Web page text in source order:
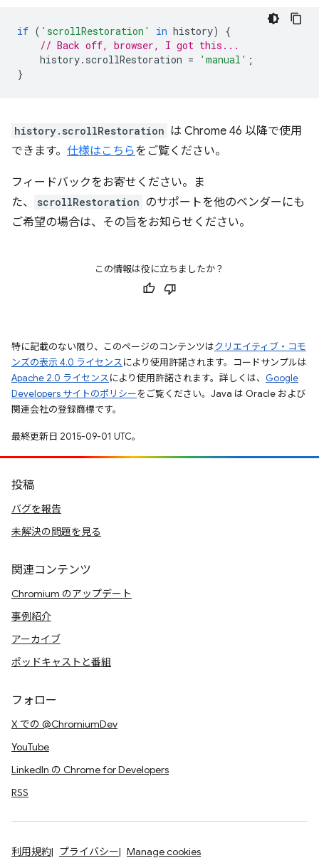
if ( 'scrollRestoration' in history)
{
// Back off, browser, I got this...
history. scrollRestoration = 'manual' ;
}
history.scrollRestoration は Chrome 46 以降で使用
できます。 仕様はこちらをご覧ください。
フィードバックをお寄せください。ま
た、
scrollRestoration のサポートを他のベンダーにも
ご希望の場合は、その旨をお知らせください。
この情報は役に立ちましたか？
特に記載のない限り、このページのコンテンツはクリエイティブ・コモ
ンズの表示 4.0 ライセンスにより使用許諾されます。コードサンプルは
Apache 2.0 ライセンスにより使用許諾されます。詳しくは、 Google
Developers サイトのポリシーをご覧ください。Java は Oracle および
関連会社の登録商標です。
最終更新日 2015-09-01 UTC。
投稿
バグを報告
未解決の問題を見る
関連コンテンツ
Chromium のアップデート
事例紹介
アーカイブ
ポッドキャストと番組
フォロー
X での @ChromiumDev
YouTube
LinkedIn の Chrome for Developers
RSS
利用規約 プライバシー Manage cookies